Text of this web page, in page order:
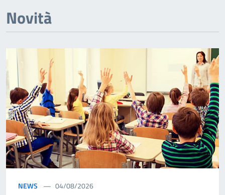
Novità
NEWS 04/08/2026